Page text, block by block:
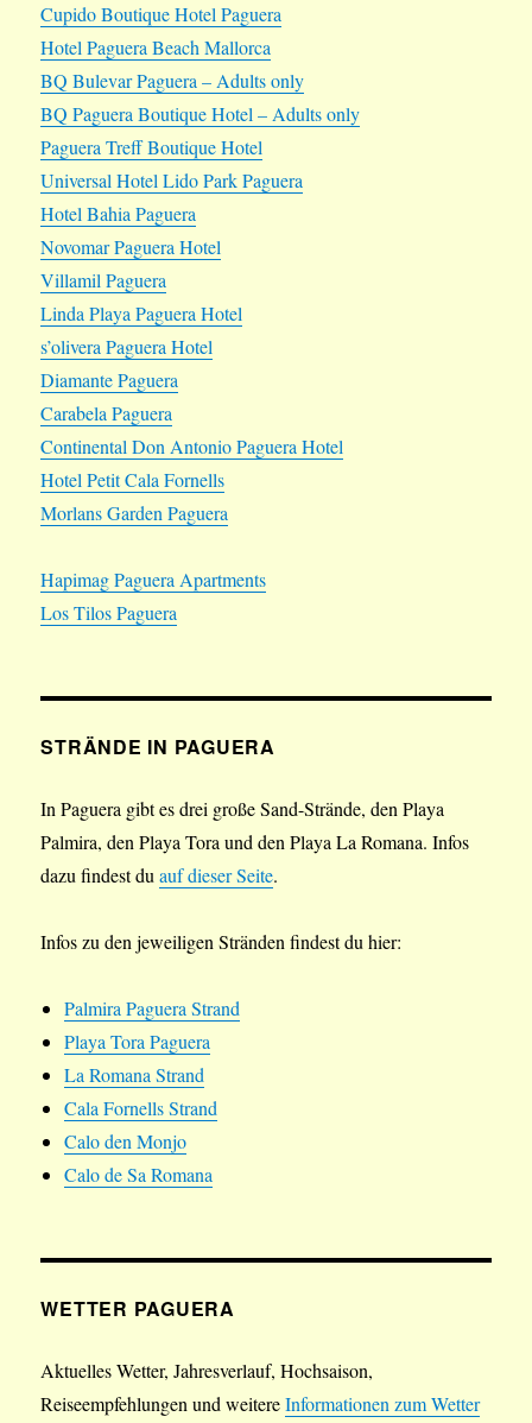
Cupido Boutique Hotel Paguera
Hotel Paguera Beach Mallorca
BQ Bulevar Paguera – Adults only
BQ Paguera Boutique Hotel – Adults only
Paguera Treff Boutique Hotel
Universal Hotel Lido Park Paguera
Hotel Bahia Paguera
Novomar Paguera Hotel
Villamil Paguera
Linda Playa Paguera Hotel
s’olivera Paguera Hotel
Diamante Paguera
Carabela Paguera
Continental Don Antonio Paguera Hotel
Hotel Petit Cala Fornells
Morlans Garden Paguera
Hapimag Paguera Apartments
Los Tilos Paguera
STRÄNDE IN PAGUERA
In Paguera gibt es drei große Sand-Strände, den Playa
Palmira, den Playa Tora und den Playa La Romana. Infos
dazu findest duauf dieser Seite.
Infos zu den jeweiligen Stränden findest du hier:
Palmira Paguera Strand
Playa Tora Paguera
La Romana Strand
Cala Fornells Strand
Calo den Monjo
Calo de Sa Romana
WETTER PAGUERA
Aktuelles Wetter, Jahresverlauf, Hochsaison,
Reiseempfehlungen und weitereInformationen zum Wetter